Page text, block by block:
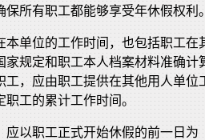
所有职工都能够享受年休假权利
单位的工作时间，也包括职工在
规定和职工本人档案材料准确计
，应由职工提供在其他用人单位
工的累计工作时间。
应以职工正式开始休假的前一日为